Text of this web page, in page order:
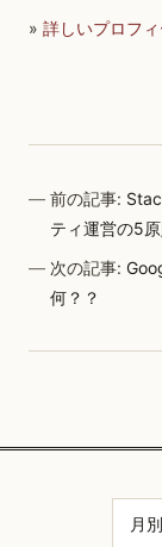
» 詳しいプロフ
前の記事:
ティ運営の5
次の記事:
何？？